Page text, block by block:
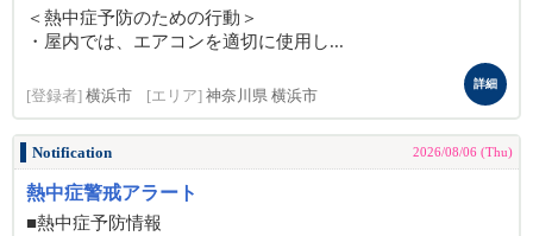
＜熱中症予防のための行動＞
・屋内では、エアコンを適切に使用し...
[登録者] 横浜市 [エリア] 神奈川県 横浜市
詳細
Notification 2026/08/06 (Thu)
熱中症警戒アラート
■熱中症予防情報